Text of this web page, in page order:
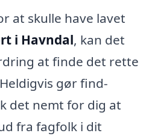
at skulle have lavet
i Havndal, kan det
at finde det rette
gør find-
det nemt for dig at
fra fagfolk i dit